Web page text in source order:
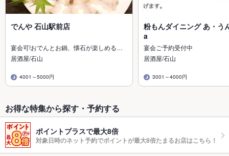
でんや 石山駅前店
宴会可!おでんとお鍋、懐石が楽しめる…
居酒屋/石山
4001～5000円
粉もんダイニング あ・う
a
宴会ご予約受付中
居酒屋/石山
3001～4000円
お得な特集から探す・予約する
ポイントプラスで最大8倍
対象日時のネット予約でポイントが最大8倍たまるお店はこちら！